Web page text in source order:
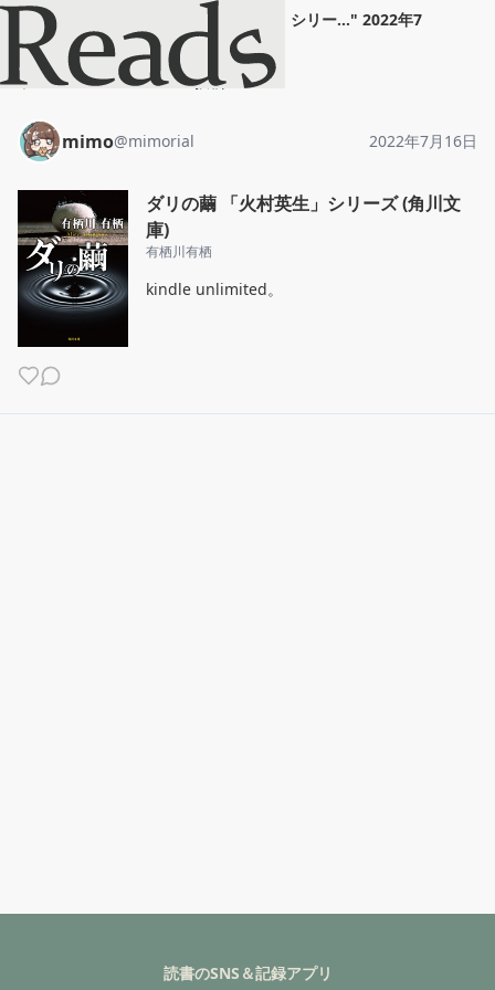
ダリの繭 「火村英生」シリー..." 2022年7
月16日
ホーム
mimo 投稿
mimo@mimorial 2022年7月16日
ダリの繭 「火村英生」シリーズ (角川文
庫)
有栖川有栖
kindle unlimited。
読書のSNS＆記録アプリ